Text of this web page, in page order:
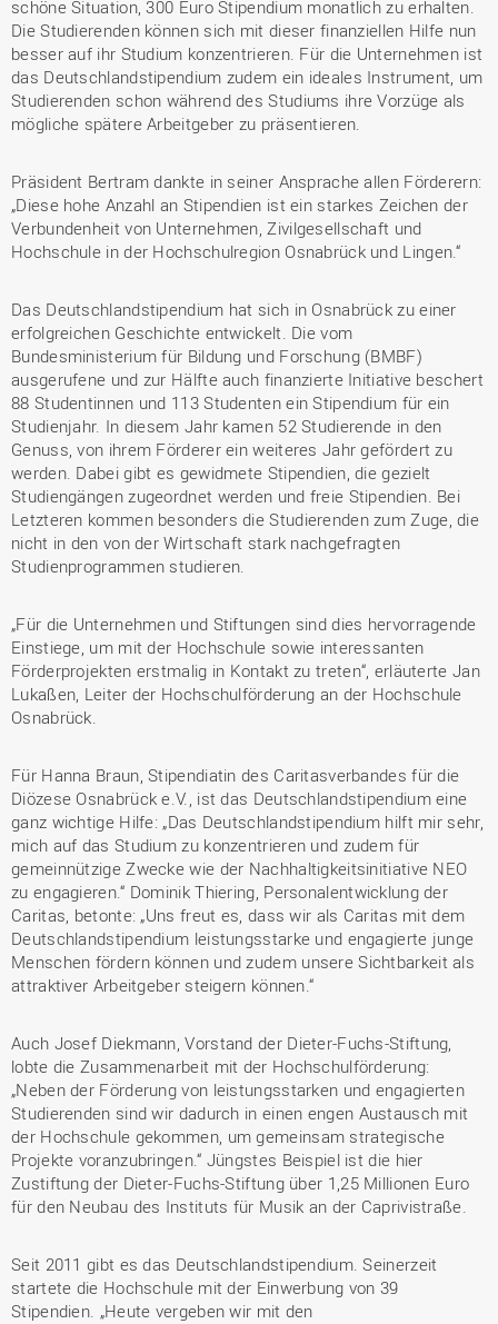
schöne Situation, 300 Euro Stipendium monatlich zu erhalten.
Die Studierenden können sich mit dieser finanziellen Hilfe nun
besser auf ihr Studium konzentrieren. Für die Unternehmen ist
das Deutschlandstipendium zudem ein ideales Instrument, um
Studierenden schon während des Studiums ihre Vorzüge als
mögliche spätere Arbeitgeber zu präsentieren.
Präsident Bertram dankte in seiner Ansprache allen Förderern:
„Diese hohe Anzahl an Stipendien ist ein starkes Zeichen der
Verbundenheit von Unternehmen, Zivilgesellschaft und
Hochschule in der Hochschulregion Osnabrück und Lingen.“
Das Deutschlandstipendium hat sich in Osnabrück zu einer
erfolgreichen Geschichte entwickelt. Die vom
Bundesministerium für Bildung und Forschung (BMBF)
ausgerufene und zur Hälfte auch finanzierte Initiative beschert
88 Studentinnen und 113 Studenten ein Stipendium für ein
Studienjahr. In diesem Jahr kamen 52 Studierende in den
Genuss, von ihrem Förderer ein weiteres Jahr gefördert zu
werden. Dabei gibt es gewidmete Stipendien, die gezielt
Studiengängen zugeordnet werden und freie Stipendien. Bei
Letzteren kommen besonders die Studierenden zum Zuge, die
nicht in den von der Wirtschaft stark nachgefragten
Studienprogrammen studieren.
„Für die Unternehmen und Stiftungen sind dies hervorragende
Einstiege, um mit der Hochschule sowie interessanten
Förderprojekten erstmalig in Kontakt zu treten“, erläuterte Jan
Lukaßen, Leiter der Hochschulförderung an der Hochschule
Osnabrück.
Für Hanna Braun, Stipendiatin des Caritasverbandes für die
Diözese Osnabrück e.V., ist das Deutschlandstipendium eine
ganz wichtige Hilfe: „Das Deutschlandstipendium hilft mir sehr,
mich auf das Studium zu konzentrieren und zudem für
gemeinnützige Zwecke wie der Nachhaltigkeitsinitiative NEO
zu engagieren.“ Dominik Thiering, Personalentwicklung der
Caritas, betonte: „Uns freut es, dass wir als Caritas mit dem
Deutschlandstipendium leistungsstarke und engagierte junge
Menschen fördern können und zudem unsere Sichtbarkeit als
attraktiver Arbeitgeber steigern können.“
Auch Josef Diekmann, Vorstand der Dieter-Fuchs-Stiftung,
lobte die Zusammenarbeit mit der Hochschulförderung:
„Neben der Förderung von leistungsstarken und engagierten
Studierenden sind wir dadurch in einen engen Austausch mit
der Hochschule gekommen, um gemeinsam strategische
Projekte voranzubringen.“ Jüngstes Beispiel ist die hier
Zustiftung der Dieter-Fuchs-Stiftung über 1,25 Millionen Euro
für den Neubau des Instituts für Musik an der Caprivistraße.
Seit 2011 gibt es das Deutschlandstipendium. Seinerzeit
startete die Hochschule mit der Einwerbung von 39
Stipendien. „Heute vergeben wir mit den